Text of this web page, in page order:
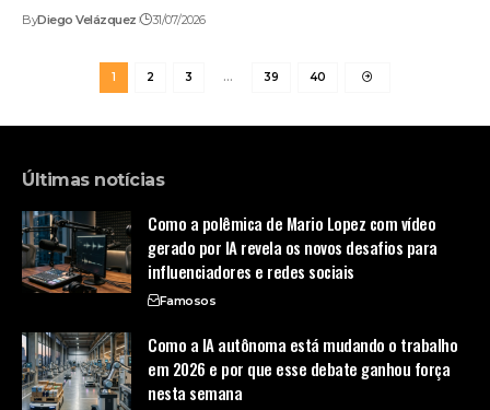
ByDiego Velázquez 31/07/2026
1 2 3 … 39 40
Últimas notícias
Como a polêmica de Mario Lopez com vídeo
gerado por IA revela os novos desafios para
influenciadores e redes sociais
Famosos
Como a IA autônoma está mudando o trabalho
em 2026 e por que esse debate ganhou força
nesta semana